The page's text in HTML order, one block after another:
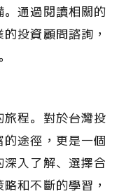
通過閱讀相關的
投資顧問諮詢，
程。對於台灣投
途徑，更是一個
入了解、選擇合
和不斷的學習，